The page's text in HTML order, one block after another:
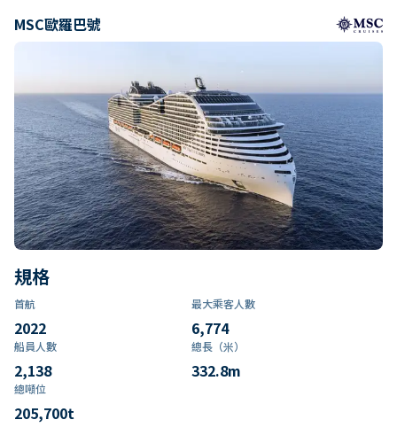
MSC歐羅巴號
規格
首航
2022
最大乘客人數
6,774
船員人數
2,138
總長（米）
332.8m
總噸位
205,700t